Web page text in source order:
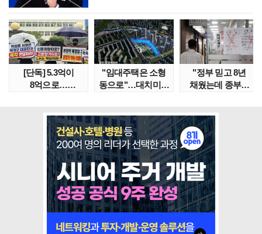
[단독] 5.3억이
8억으로…
"임대주택은 소형
동으로"…대치미도
"정부 믿고 8년
채웠는데 종부세